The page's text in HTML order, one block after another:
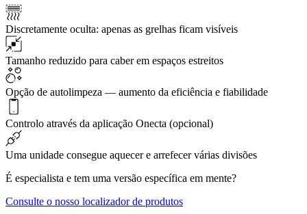
Discretamente oculta: apenas as grelhas ficam visíveis
Tamanho reduzido para caber em espaços estreitos
Opção de autolimpeza — aumento da eficiência e fiabilidade
Controlo através da aplicação Onecta (opcional)
Uma unidade consegue aquecer e arrefecer várias divisões
É especialista e tem uma versão específica em mente?
Consulte o nosso localizador de produtos